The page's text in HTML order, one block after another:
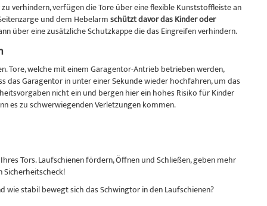
verhindern, verfügen die Tore über eine flexible Kunststoffleiste an
und dem Hebelarmschützt davor das Kinder oder
über eine zusätzliche Schutzkappe die das Eingreifen verhindern.
Tore, welche mit einem Garagentor-Antrieb betrieben werden,
Garagentor in unter einer Sekunde wieder hochfahren, um das
nicht ein und bergen hier ein hohes Risiko für Kinder
es zu schwerwiegenden Verletzungen kommen.
Tors. Laufschienen fördern, Öffnen und Schließen, geben mehr
Sicherheitscheck!
stabil bewegt sich das Schwingtor in den Laufschienen?